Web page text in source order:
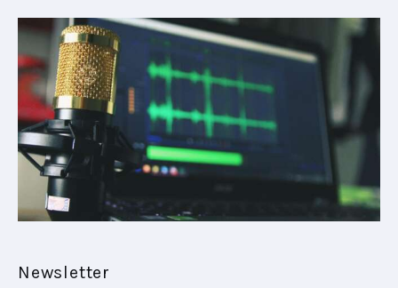
CONECTADES
PODCAST
PLAYBOOKS
NOVEDADES DE LOS MIEMBROS
Newsletter